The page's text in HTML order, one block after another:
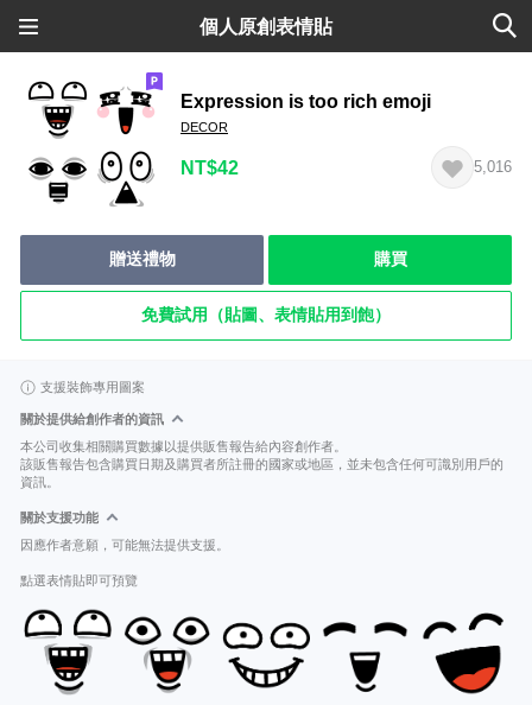
個人原創表情貼
Expression is too rich emoji
DECOR
NT$42 5,016
贈送禮物 購買
免費試用（貼圖、表情貼用到飽）
支援裝飾專用圖案
關於提供給創作者的資訊
本公司收集相關購買數據以提供販售報告給內容創作者。
該販售報告包含購買日期及購買者所註冊的國家或地區，並未包含任何可識別用戶的
資訊。
關於支援功能
因應作者意願，可能無法提供支援。
點選表情貼即可預覽